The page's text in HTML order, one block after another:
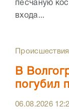
песчаную
входа...
Происшествия
В
погубил
06.08.2026